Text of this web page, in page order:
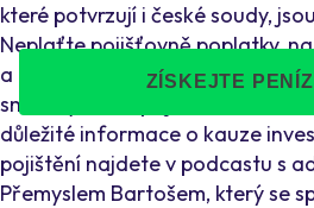
ZÍSKEJTE
které potvrzují i české soudy,
Neplaťte pojišťovně poplatky,
a o kterých vám nikdy neřekla.
smlouvy mohli přijít až o 130 tisíc
důležité informace o kauze
pojištění najdete v podcastu s
Přemyslem Bartošem, který se